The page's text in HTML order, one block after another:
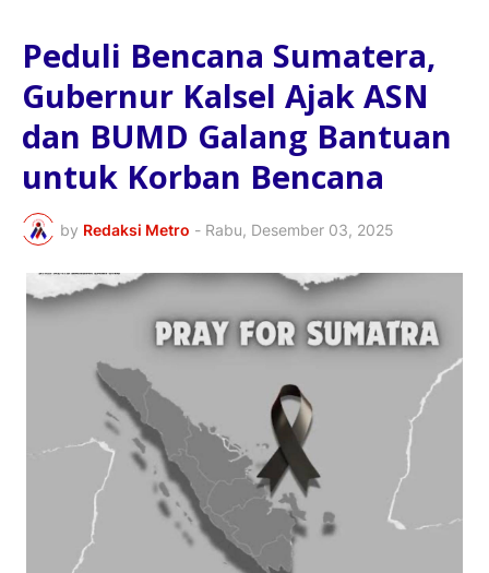
Peduli Bencana Sumatera,
Gubernur Kalsel Ajak ASN
dan BUMD Galang Bantuan
untuk Korban Bencana
by Redaksi Metro - Rabu, Desember 03, 2025